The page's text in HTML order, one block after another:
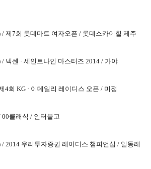
/ 제7회 롯데마트 여자오픈 / 롯데스카이힐 제주
/ 넥센 · 세인트나인 마스터즈 2014 / 가야
4회 KG · 이데일리 레이디스 오픈 / 미정
00클래식 / 인터불고
/ 2014 우리투자증권 레이디스 챔피언십 / 일동레